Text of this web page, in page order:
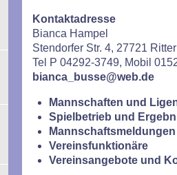
Kontaktadresse
Bianca Hampel
Stendorfer Str. 4, 27721
Tel P 04292-3749, Mobil
bianca_busse@web.de
Mannschaften und
Spielbetrieb und
Vereinsfunktionäre
Vereinsangebote und